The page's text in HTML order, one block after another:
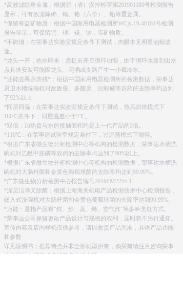
*高效滤除重金属：根据浙（省）疾控检字第201901180号检测报告
显示，可有效滤除砷、镉、铬（六价）、铅等重金属。
*保留有益矿物质：根据中国家用电器检测所WCjs-19-40161号检测
报告显示，可保留钙、钾、镁、钠，等矿物质。
*不跑烟：在荣事达实验室规定条件下测试，肉眼未见明显油烟逃
逸。
*龙头一开，热水即来：需提前开启循环功能，由于循环水路到出水
点具体安装可能因龙头、花洒或支路产生一小截冷水。
*还能去果蔬农残*：根据中国家用电器检测所的检测数据，荣事达
厨卫水槽洗碗机对敌敌畏、多菌灵、抗蚜威等农药的去除率均达到
了92%以上
*同层同温：在荣事达实验室规定条件下测试，热风烘焙模式下
180℃条件下，同层温差小于7℃。
*双倍：加热盘与水的接触面积约是上一代产品的2倍。
*110℃：在荣事达试验室规定条件下，过温蒸模式下测得。
*根据广东省微生物分析检测中心等机构的检测数据，荣事达水槽洗
碗机对乙酰甲胺磷等农药的去除率均达到了90%以上。
*根据广东省微生物分析检测中心等机构的检测数据，荣事达水槽洗
碗机对大肠杆菌和金黄色葡萄球菌的去除率均达到99.99%。
*广东微生物分析检测中心报告编号2016FM2255-1
*深层洁净又除菌：根据上海海关机电产品检测技术中心检测报告，
嵌入式洗碗机对大肠杆菌和金黄色葡萄球菌的去除率达到99.99%。
*万能：是指产品有“炖、炒、蒸、烤、空气炸”等多种烹饪方式。
*荣事达公司保留更改产品设计与规格的权利，届时恕不另行通知。
宣传内容及店内样机仅供参考，请以收货产品为准，具体产品功能
和参数
详见说明书；推荐特点并非全部机型所有，购买前请注意咨询荣事
达公司厨电顾问或拨打服务热线电话。